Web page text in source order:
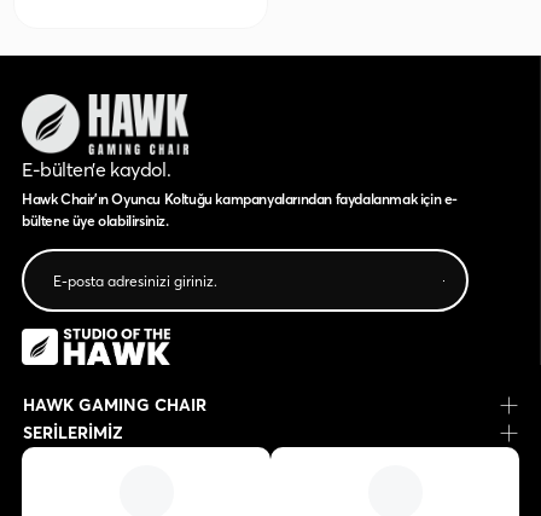
E-bülten’e kaydol.
Hawk Chair'ın Oyuncu Koltuğu kampanyalarından faydalanmak için e-
bültene üye olabilirsiniz.
HAWK GAMING CHAIR
SERİLERİMİZ